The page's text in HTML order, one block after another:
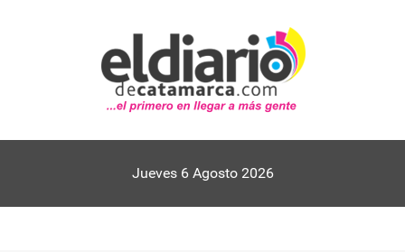
Jueves 6 Agosto 2026